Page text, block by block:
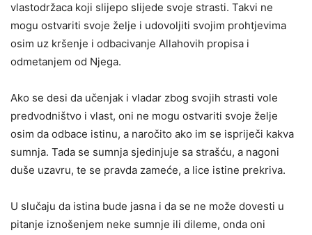
vlastodržaca koji slijepo slijede svoje strasti. Takvi ne
mogu ostvariti svoje želje i udovoljiti svojim prohtjevima
osim uz kršenje i odbacivanje Allahovih propisa i
odmetanjem od Njega.
Ako se desi da učenjak i vladar zbog svojih strasti vole
predvodništvo i vlast, oni ne mogu ostvariti svoje želje
osim da odbace istinu, a naročito ako im se ispriječi kakva
sumnja. Tada se sumnja sjedinjuje sa strašću, a nagoni
duše uzavru, te se pravda zameće, a lice istine prekriva.
U slučaju da istina bude jasna i da se ne može dovesti u
pitanje iznošenjem neke sumnje ili dileme, onda oni